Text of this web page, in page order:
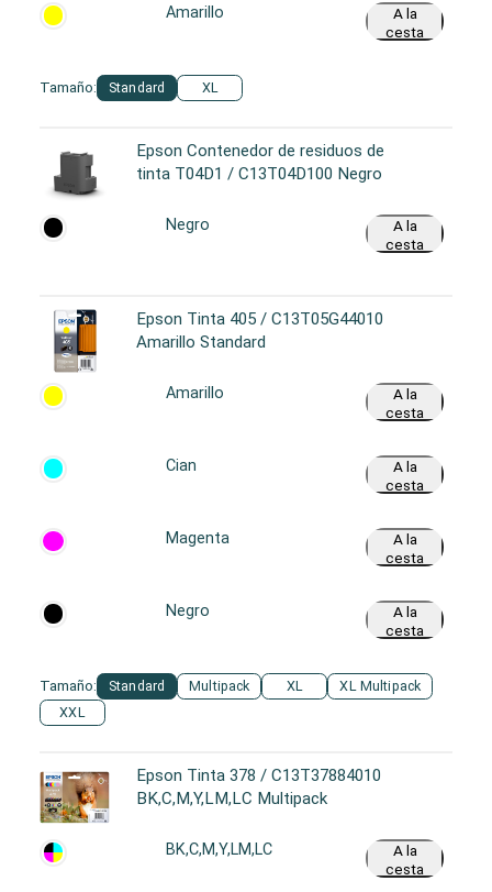
Tamaño: Standard XL
Amarillo
A la
cesta
Epson Contenedor de residuos de
tinta T04D1 / C13T04D100 Negro
Negro
A la
cesta
Epson Tinta 405 / C13T05G44010
Amarillo Standard
Tamaño: Standard Multipack XL
XL Multipack
XXL
Amarillo
A la
cesta
Cian
A la
cesta
Magenta
A la
cesta
Negro
A la
cesta
Epson Tinta 378 / C13T37884010
BK,C,M,Y,LM,LC Multipack
BK,C,M,Y,LM,LC
A la
cesta